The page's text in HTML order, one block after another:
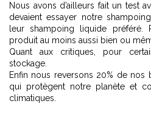
Nous avons d’ailleurs fait un test
devaient essayer notre
leur shampoing liquide
produit au moins aussi bien ou
Quant aux critiques, pour
stockage.
Enfin nous reversons 20% de nos
qui protègent notre planète et
climatiques.